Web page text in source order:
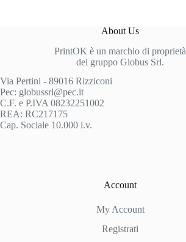
About Us
PrintOK è un marchio di proprietà
del gruppo Globus Srl.
Via Pertini - 89016 Rizziconi
Pec: globussrl@pec.it
C.F. e P.IVA 08232251002
REA: RC217175
Cap. Sociale 10.000 i.v.
Account
My Account
Registrati